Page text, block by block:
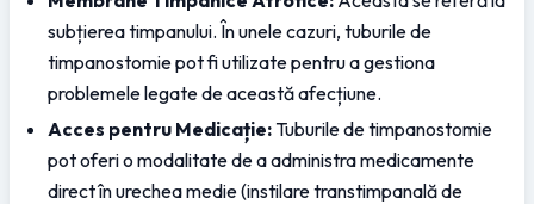
subțierea timpanului. În unele cazuri, tuburile de
timpanostomie pot fi utilizate pentru a gestiona
problemele legate de această afecțiune.
Acces pentru Medicație: Tuburile de timpanostomie
pot oferi o modalitate de a administra medicamente
direct în urechea medie (instilare transtimpanală de